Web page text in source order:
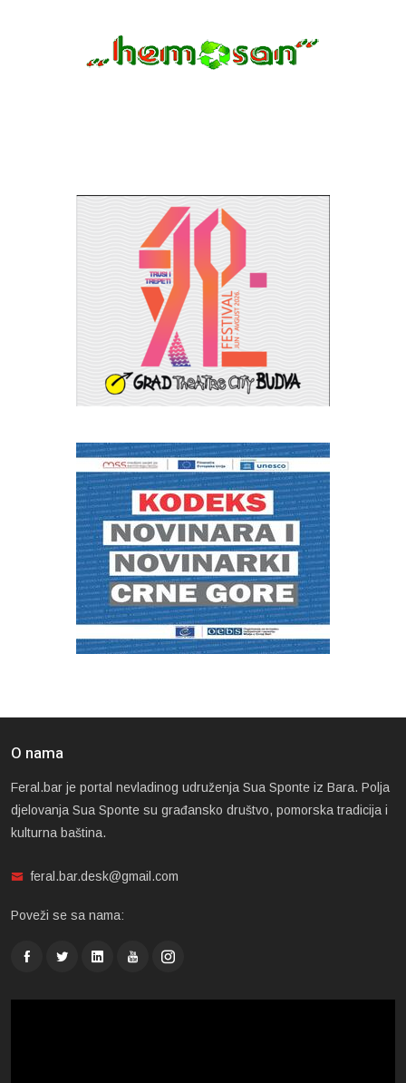
O nama
Feral.bar je portal nevladinog udruženja Sua Sponte iz Bara. Polja
djelovanja Sua Sponte su građansko društvo, pomorska tradicija i
kulturna baština.
feral.bar.desk@gmail.com
Poveži se sa nama: